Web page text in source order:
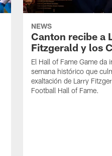
NEWS
Canton recibe a
Fitzgerald y los
El Hall of Fame Game da
semana histórico que
exaltación de Larry
Football Hall of Fame.